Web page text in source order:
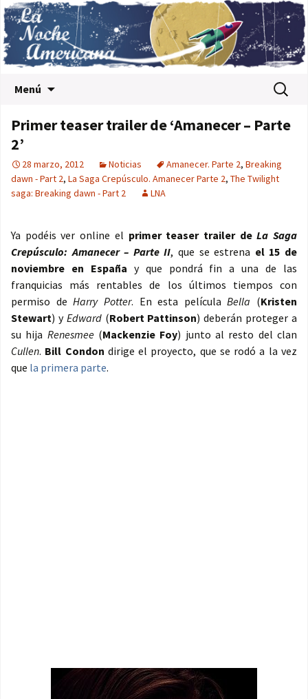
Menú Buscar:
Primer teaser trailer de ‘Amanecer – Parte
2’
28 marzo, 2012 Noticias Amanecer. Parte 2, Breaking
dawn - Part 2, La Saga Crepúsculo. Amanecer Parte 2, The Twilight
saga: Breaking dawn - Part 2
LNA
Ya podéis ver online el primer teaser trailer deLa Saga
Crepúsculo: Amanecer – Parte II, que se estrena el 15 de
noviembre en España y que pondrá fin a una de las
franquicias más rentables de los últimos tiempos con
permiso deHarry Potter. En esta películaBella (Kristen
Stewart) y Edward (Robert Pattinson) deberán proteger a
su hija Renesmee (Mackenzie Foy) junto al resto del clan
Cullen. Bill Condon dirige el proyecto, que se rodó a la vez
que la primera parte.